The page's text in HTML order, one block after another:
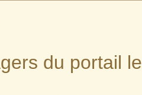
du portail